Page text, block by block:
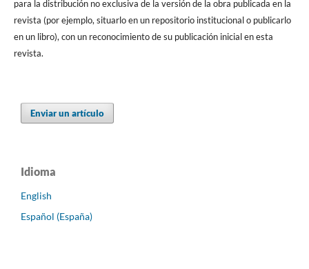
para la distribución no exclusiva de la versión de la obra publicada en la
revista (por ejemplo, situarlo en un repositorio institucional o publicarlo
en un libro), con un reconocimiento de su publicación inicial en esta
revista.
Enviar un artículo
Idioma
English
Español (España)